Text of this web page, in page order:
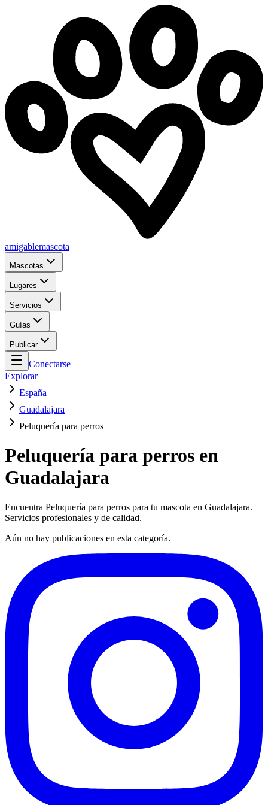
amigablemascota
Mascotas
Lugares
Servicios
Guías
Publicar
Conectarse
Explorar
España
Guadalajara
Peluquería para perros
Peluquería para perros en
Guadalajara
Encuentra Peluquería para perros para tu mascota en Guadalajara.
Servicios profesionales y de calidad.
Aún no hay publicaciones en esta categoría.